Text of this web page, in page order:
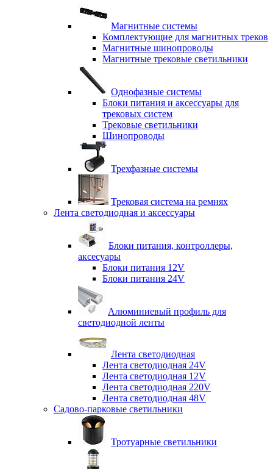
Магнитные системы
Комплектующие для магнитных треков
Магнитные шинопроводы
Магнитные трековые светильники
Однофазные системы
Блоки питания и аксессуары для
трековых систем
Трековые светильники
Шинопроводы
Трехфазные системы
Трековая система на ремнях
Лента светодиодная и аксессуары
Блоки питания, контроллеры,
аксесуары
Блоки питания 12V
Блоки питания 24V
Алюминиевый профиль для
светодиодной ленты
Лента светодиодная
Лента светодиодная 24V
Лента светодиодная 12V
Лента светодиодная 220V
Лента светодиодная 48V
Садово-парковые светильники
Тротуарные светильники